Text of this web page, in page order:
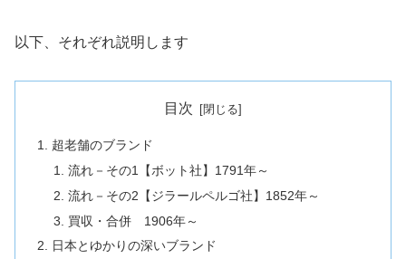
以下、それぞれ説明します
目次
超老舗のブランド
流れ－その1【ボット社】1791年～
流れ－その2【ジラールペルゴ社】1852年～
買収・合併 1906年～
日本とゆかりの深いブランド